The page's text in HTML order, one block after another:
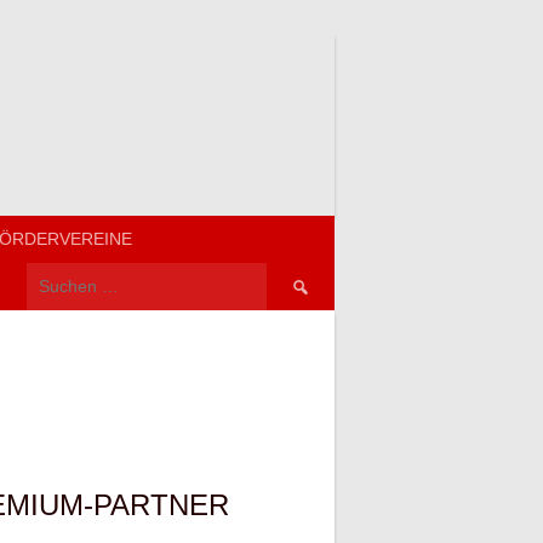
Suchen
PARTNER